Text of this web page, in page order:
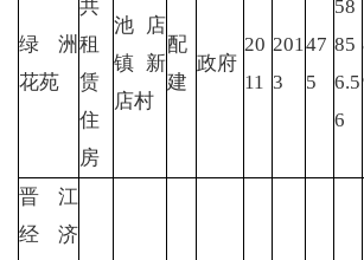
绿洲
花苑
共
租
赁
住
房
池店
镇新
店村
配
建
政府
20
11
201
3
47
5
58
85
6.5
6
晋江
经济